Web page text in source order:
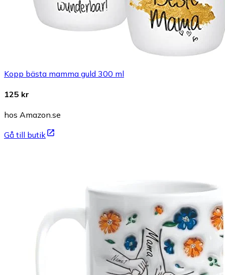
Kopp bästa mamma guld 300 ml
125 kr
hos Amazon.se
Gå till butik